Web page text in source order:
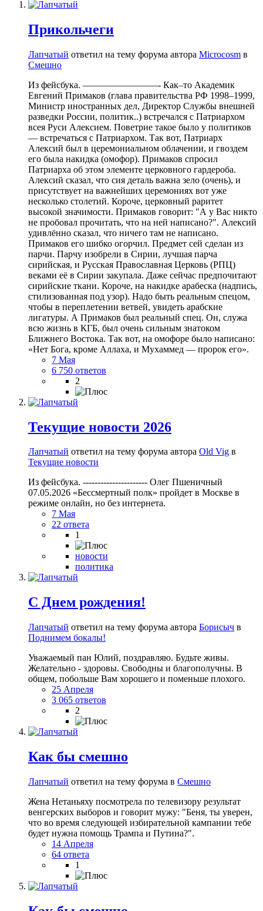
Прикольчеги
Лапчатый ответил на тему форума автора Microcosm в
Смешно
Из фейсбука. ————————- Как–то Академик
Евгений Примаков (глава правительства РФ 1998–1999,
Министр иностранных дел, Директор Службы внешней
разведки России, политик..) встречался с Патриархом
всея Руси Алексием. Поветрие такое было у политиков
— встречаться с Патриархом. Так вот, Патриарх
Алексий был в церемониальном облачении, и гвоздем
его была накидка (омофор). Примаков спросил
Патриарха об этом элементе церковного гардероба.
Алексий сказал, что сия деталь важна зело (очень), и
присутствует на важнейших церемониях вот уже
несколько столетий. Короче, церковный раритет
высокой значимости. Примаков говорит: "А у Вас никто
не пробовал прочитать, что на ней написано?". Алексий
удивлённо сказал, что ничего там не написано.
Примаков его шибко огорчил. Предмет сей сделан из
парчи. Парчу изобрели в Сирии, лучшая парча
сирийская, и Русская Православная Церковь (РПЦ)
веками её в Сирии закупала. Даже сейчас предпочитают
сирийские ткани. Короче, на накидке арабеска (надпись,
стилизованная под узор). Надо быть реальным спецом,
чтобы в переплетении ветвей, увидеть арабские
лигатуры. А Примаков был реальный спец. Он, служа
всю жизнь в КГБ, был очень сильным знатоком
Ближнего Востока. Так вот, на омофоре было написано:
«Нет Бога, кроме Аллаха, и Мухаммед — пророк его».
7 Мая
6 750 ответов
2
Текущие новости 2026
Лапчатый ответил на тему форума автора Old Vig в
Текущие новости
Из фейсбука. ---------------------- Олег Пшеничный
07.05.2026 «Бессмертный полк» пройдет в Москве в
режиме онлайн, но без интернета.
7 Мая
22 ответа
1
новости
политика
С Днем рождения!
Лапчатый ответил на тему форума автора Борисыч в
Поднимем бокалы!
Уважаемый пан Юлий, поздравляю. Будьте живы.
Желательно - здоровы. Свободны и благополучны. В
общем, побольше Вам хорошего и поменьше плохого.
25 Апреля
3 065 ответов
2
Как бы смешно
Лапчатый ответил на тему форума в Смешно
Жена Нетаньяху посмотрела по телевизору результат
венгерских выборов и говорит мужу: "Беня, ты уверен,
что во время следующей избирательной кампании тебе
будет нужна помощь Трампа и Путина?".
14 Апреля
64 ответа
1